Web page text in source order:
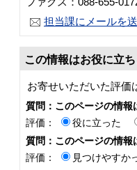
担当課にメールを
この情報はお役に立
お寄せいただいた評価
質問：このページの情報
評価：
役に立った
質問：このページの情報
評価：
見つけやすか